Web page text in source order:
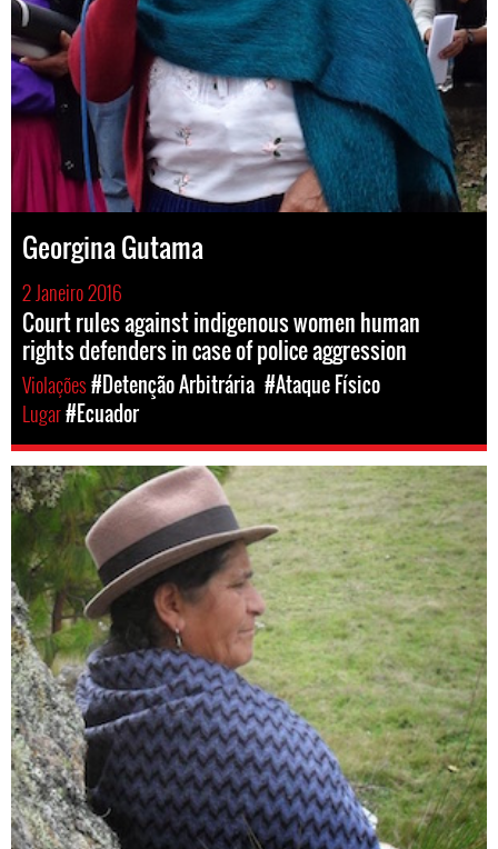
Georgina Gutama
2 Janeiro 2016
Court rules against indigenous women human
rights defenders in case of police aggression
Violações#Detenção Arbitrária #Ataque Físico
Lugar#Ecuador